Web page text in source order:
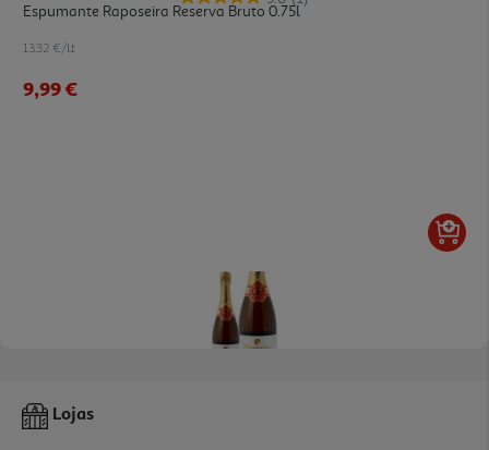
Espumante Raposeira Reserva Bruto 0.75l
13.32 €/Lt
9,99 €
Espumante Raposeira Reserva Meio Seco 0.75l
Lojas